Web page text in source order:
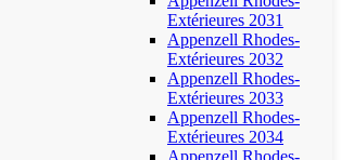
Extérieures 2031
Appenzell Rhodes-
Extérieures 2032
Appenzell Rhodes-
Extérieures 2033
Appenzell Rhodes-
Extérieures 2034
Appenzell Rhodes-